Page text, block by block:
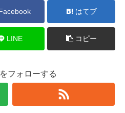
はてブ
LINE コピー
フォローする